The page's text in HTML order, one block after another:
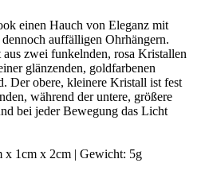
einen Hauch von Eleganz mit
auffälligen Ohrhängern.
aus zwei funkelnden, rosa Kristallen
glänzenden, goldfarbenen
Der obere, kleinere Kristall ist fest
während der untere, größere
bei jeder Bewegung das Licht
1cm x 2cm | Gewicht: 5g